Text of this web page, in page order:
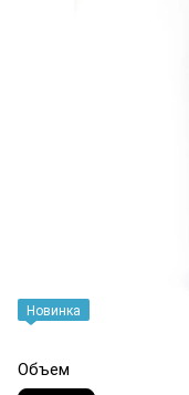
Новинка
Объем